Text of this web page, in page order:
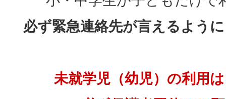
必ず緊急連絡先が言えるよう
未就学児（幼児）の利用